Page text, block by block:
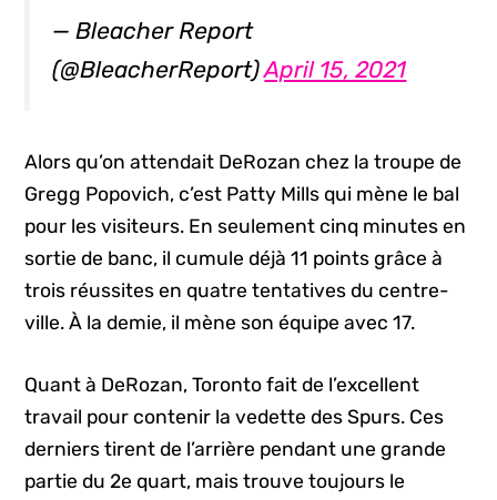
— Bleacher Report
(@BleacherReport)April 15, 2021
Alors qu’on attendait DeRozan chez la troupe de
Gregg Popovich, c’est Patty Mills qui mène le bal
pour les visiteurs. En seulement cinq minutes en
sortie de banc, il cumule déjà 11 points grâce à
trois réussites en quatre tentatives du centre-
ville. À la demie, il mène son équipe avec 17.
Quant à DeRozan, Toronto fait de l’excellent
travail pour contenir la vedette des Spurs. Ces
derniers tirent de l’arrière pendant une grande
partie du 2e quart, mais trouve toujours le